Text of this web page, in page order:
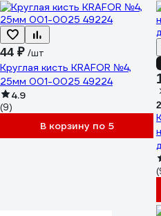
44 ₽ /шт
Круглая кисть KRAFOR №4,
25мм 001-0025 49224
4.9
(9)
В корзину по 5